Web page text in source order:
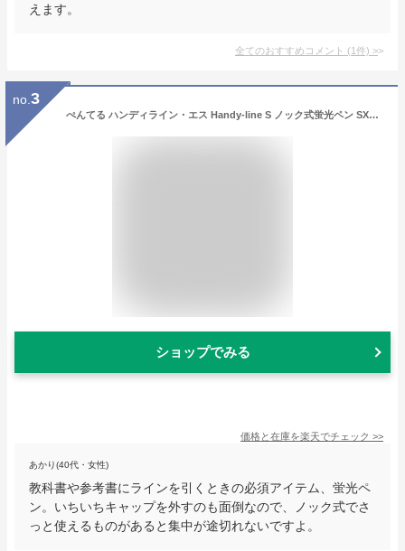
えます。
全てのおすすめコメント (1件) >
no. 3
ぺんてる ハンディライン・エス Handy-line S ノック式蛍光ペン SXNS15 ノック式ハンディラインS Pentel カートリッジ式 ノック式詰替タイプ蛍光ペン 全6色 水性顔料インク 線幅 1～3.5mm 【 40本までメール便対応可能 】
ショップでみる
価格と在庫を楽天でチェック >>
あかり(40代・女性)
教科書や参考書にラインを引くときの必須アイテム、蛍光ペ
ン。いちいちキャップを外すのも面倒なので、ノック式でさ
っと使えるものがあると集中が途切れないですよ。